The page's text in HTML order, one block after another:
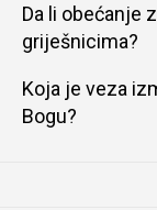
Da li obećanje
griješnicima?
Koja je veza
Bogu?